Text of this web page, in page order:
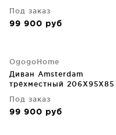
Под заказ
99 900 руб
OgogoHome
Диван Amsterdam
трёхместный 206X95X85
Под заказ
99 900 руб